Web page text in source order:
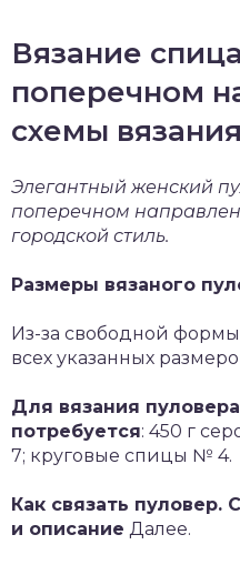
Вязание
поперечном
схемы вязания
Элегантный женский
поперечном
городской стиль.
Размеры вязаного
Из-за свободной
всех указанных
Для вязания
потребуется: 450 г
7; круговые спицы № 4.
Как связать пуловер.
и описание Далее.